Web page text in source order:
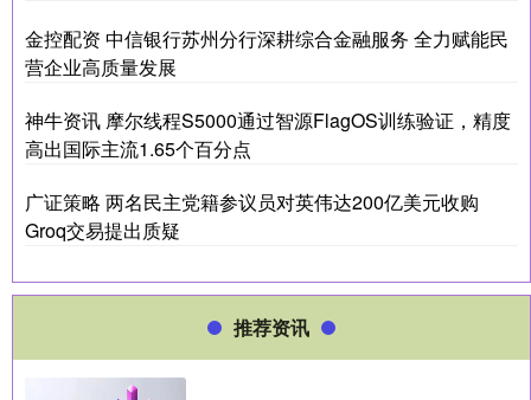
金控配资 中信银行苏州分行深耕综合金融服务 全力赋能民
营企业高质量发展
神牛资讯 摩尔线程S5000通过智源FlagOS训练验证，精度
高出国际主流1.65个百分点
广证策略 两名民主党籍参议员对英伟达200亿美元收购
Groq交易提出质疑
推荐资讯